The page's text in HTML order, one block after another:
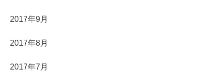
2017年9月
2017年8月
2017年7月